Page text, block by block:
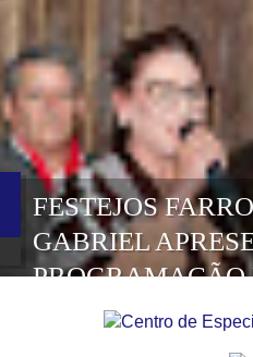
FESTEJOS
GABRIEL
PROGRAMAÇÃO